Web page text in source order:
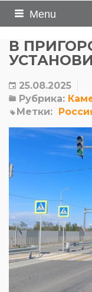
Menu
В
25.08.2025
Рубрика:
Метки: